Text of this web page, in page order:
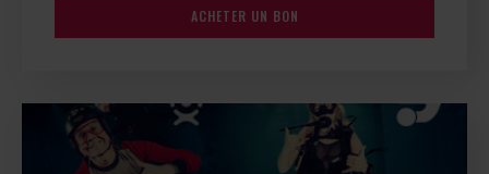
ACHETER UN BON